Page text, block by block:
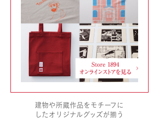
建物や所蔵作品をモチーフに
したオリジナルグッズが揃う